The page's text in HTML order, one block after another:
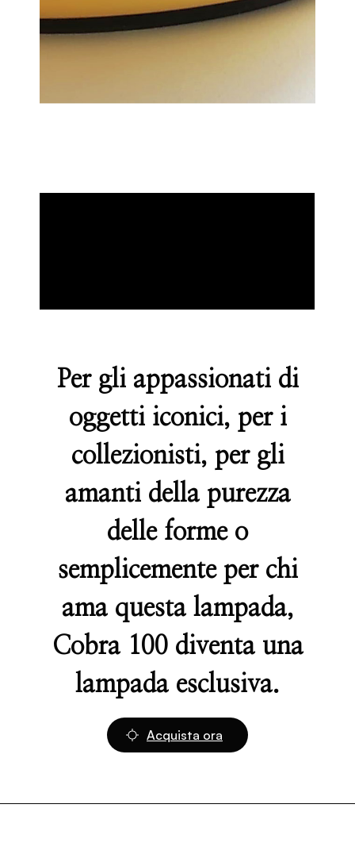
Per gli appassionati di
oggetti iconici, per i
collezionisti, per gli
amanti della purezza
delle forme o
semplicemente per chi
ama questa lampada,
Cobra 100 diventa una
lampada esclusiva.
Acquista ora